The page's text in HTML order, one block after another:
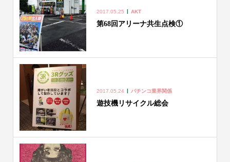
2017.05.25 AKT
第68回アリーナ共生点検①
2017.05.24 パチンコ業界関係
遊技機リサイクル総会